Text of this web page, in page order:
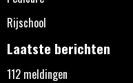
Rijschool
Laatste berichten
112 meldingen